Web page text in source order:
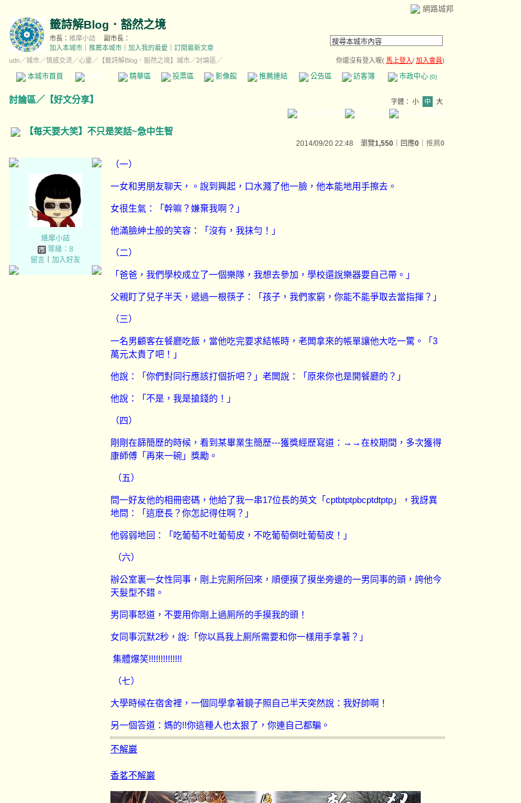
網路城邦
籤詩解Blog．豁然之境
市長： 維摩小詰
副市長：
加入本城市
推薦本城市 加入我的最愛
訂閱最新文章
udn／城市／情感交流／心靈 ／ 【籤詩解Blog．豁然之境】城市／討論區／ 你還沒有登入喔( 馬上登入/ 加入會員)
本城市首頁 精華區 投票區 影像館 推薦連結 公告區 訪客簿 市政中心 (0)
討論區／ 【好文分享】 字體： 小 中 大
【每天要大笑】不只是笑話~急中生智
2014/09/20 22:48 瀏覽1,550 ｜回應0 推薦0
維摩小詰
等級：8
留言｜ 加入好友
（一）
一女和男朋友聊天，。說到興起，口水濺了他一臉，他本能地用手擦去。
女很生氣：「幹嘛？嫌棄我啊？」
他滿臉紳士般的笑容：「沒有，我抹勻！」
（二）
「爸爸，我們學校成立了一個樂隊，我想去參加，學校還說樂器要自己帶。」
父親盯了兒子半天，遞過一根筷子：「孩子，我們家窮，你能不能爭取去當指揮？」
（三）
一名男顧客在餐廳吃飯，當他吃完要求結帳時，老闆拿來的帳單讓他大吃一驚。「 3
萬元太貴了吧！」
他說：「你們對同行應該打個折吧？」老闆說：「原來你也是開餐廳的？」
他說：「不是，我是搶錢的！」
（四）
剛剛在篩簡歷的時候，看到某畢業生簡歷---獲獎經歷寫道：→→在校期間，多次獲得
康師傅「再來一碗」獎勵。
（五）
問一好友他的相冊密碼，他給了我一串17位長的英文「 cptbtptpbcptdtptp 」，我訝異
地問：「這麽長？你怎記得住啊？」
他弱弱地回：「吃葡萄不吐葡萄皮，不吃葡萄倒吐葡萄皮！」
（六）
辦公室裏一女性同事，剛上完厠所回來，順便摸了摸坐旁邊的一男同事的頭，誇他今
天髮型不錯。
男同事怒道，不要用你剛上過厠所的手摸我的頭！
女同事沉默2秒，說: 「你以爲我上厠所需要和你一樣用手拿著？」
集體爆笑!!!!!!!!!!!!!!
（七）
大學時候在宿舍裡，一個同學拿著鏡子照自己半天突然說：我好帥啊！
另一個答道：媽的!!你這種人也太狠了，你連自己都騙。
不解巖
香茗不解巖